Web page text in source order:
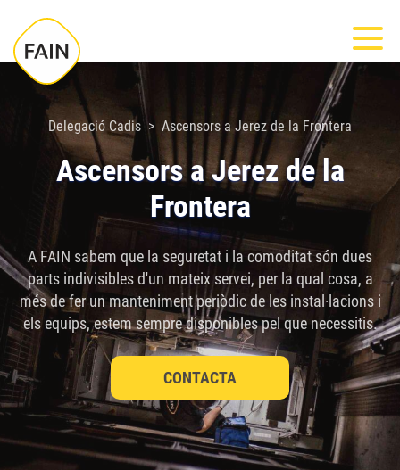
este
sitio
Delegació Cadis Ascensors a Jerez de la Frontera
Ascensors a Jerez de la
Frontera
A FAIN sabem que la seguretat i la comoditat són dues
parts indivisibles d'un mateix servei, per la qual cosa, a
més de fer un manteniment periòdic de les instal·lacions i
els equips, estem sempre disponibles pel que necessitis.
CONTACTA